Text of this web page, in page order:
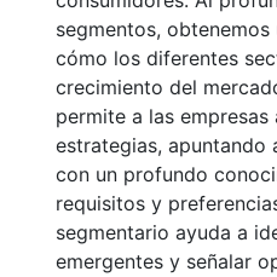
segmentos,
cómo los diferentes
crecimiento del
permite a las empresas
estrategias, apuntando
con un profundo
requisitos y
segmentario ayuda a
emergentes y señalar